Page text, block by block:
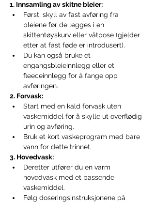
1. Innsamling av skitne bleier:
Først, skyll av fast avføring fra
bleiene før de legges i en
skittentøyskurv eller våtpose (gjelder
etter at fast føde er introdusert).
Du kan også bruke et
engangsbleieinnlegg eller et
fleeceinnlegg for å fange opp
avføringen.
2. Forvask:
Start med en kald forvask uten
vaskemiddel for å skylle ut overflødig
urin og avføring.
Bruk et kort vaskeprogram med bare
vann for dette trinnet.
3. Hovedvask:
Deretter utfører du en varm
hovedvask med et passende
vaskemiddel.
Følg doseringsinstruksjonene på